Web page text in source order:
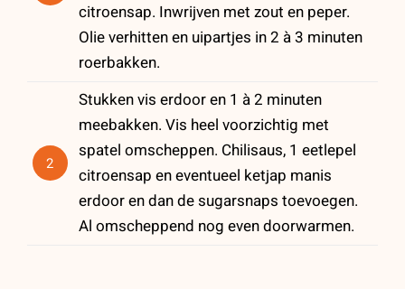
citroensap. Inwrijven met zout en peper.
Olie verhitten en uipartjes in 2 à 3 minuten
roerbakken.
2
Stukken vis erdoor en 1 à 2 minuten
meebakken. Vis heel voorzichtig met
spatel omscheppen. Chilisaus, 1 eetlepel
citroensap en eventueel ketjap manis
erdoor en dan de sugarsnaps toevoegen.
Al omscheppend nog even doorwarmen.